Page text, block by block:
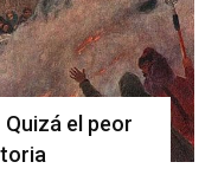
Quizá el peor